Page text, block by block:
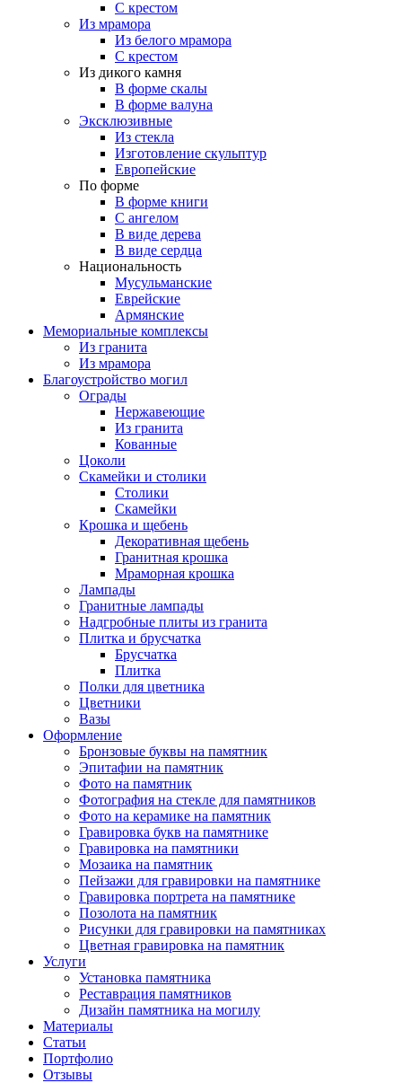
С крестом
Из мрамора
Из белого мрамора
С крестом
Из дикого камня
В форме скалы
В форме валуна
Эксклюзивные
Из стекла
Изготовление скульптур
Европейские
По форме
В форме книги
С ангелом
В виде дерева
В виде сердца
Национальность
Мусульманские
Еврейские
Армянские
Мемориальные комплексы
Из гранита
Из мрамора
Благоустройство могил
Ограды
Нержавеющие
Из гранита
Кованные
Цоколи
Скамейки и столики
Столики
Скамейки
Крошка и щебень
Декоративная щебень
Гранитная крошка
Мраморная крошка
Лампады
Гранитные лампады
Надгробные плиты из гранита
Плитка и брусчатка
Брусчатка
Плитка
Полки для цветника
Цветники
Вазы
Оформление
Бронзовые буквы на памятник
Эпитафии на памятник
Фото на памятник
Фотография на стекле для памятников
Фото на керамике на памятник
Гравировка букв на памятнике
Гравировка на памятники
Мозаика на памятник
Пейзажи для гравировки на памятнике
Гравировка портрета на памятнике
Позолота на памятник
Рисунки для гравировки на памятниках
Цветная гравировка на памятник
Услуги
Установка памятника
Реставрация памятников
Дизайн памятника на могилу
Материалы
Статьи
Портфолио
Отзывы